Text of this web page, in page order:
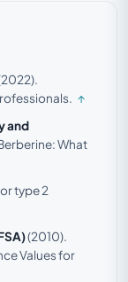
↑
and
What
type 2
(2010).
Values for